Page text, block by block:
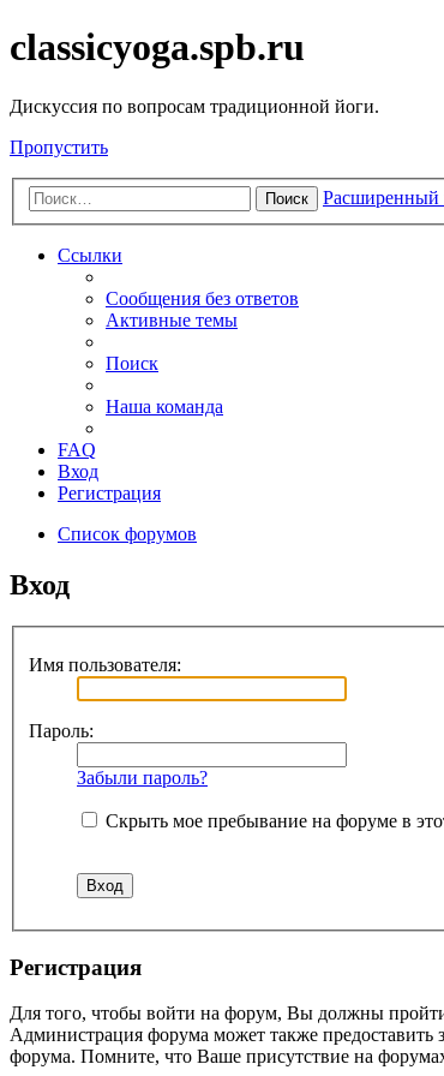
classicyoga.spb.ru
Дискуссия по вопросам традиционной йоги.
Пропустить
Поиск Расширенный
Ссылки
Сообщения без ответов
Активные темы
Поиск
Наша команда
FAQ
Вход
Регистрация
Список форумов
Вход
Имя пользователя:
Пароль:
Забыли пароль?
Скрыть мое пребывание на форуме в
Регистрация
Для того, чтобы войти на форум, Вы должны
Администрация форума может также
форума. Помните, что Ваше присутствие на форумах